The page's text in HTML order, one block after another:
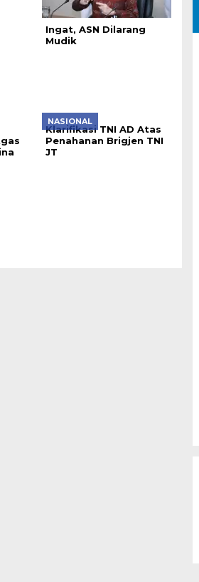
Ingat, ASN Dilarang
Mudik
NASIONAL
Klarifikasi TNI AD Atas
Penahanan Brigjen TNI
JT